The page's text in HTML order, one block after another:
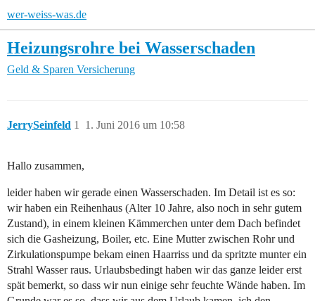
wer-weiss-was.de
Heizungsrohre bei Wasserschaden
Geld & Sparen Versicherung
JerrySeinfeld 1. Juni 2016 um 10:58
1
Hallo zusammen,
leider haben wir gerade einen Wasserschaden. Im Detail ist es so:
wir haben ein Reihenhaus (Alter 10 Jahre, also noch in sehr gutem
Zustand), in einem kleinen Kämmerchen unter dem Dach befindet
sich die Gasheizung, Boiler, etc. Eine Mutter zwischen Rohr und
Zirkulationspumpe bekam einen Haarriss und da spritzte munter ein
Strahl Wasser raus. Urlaubsbedingt haben wir das ganze leider erst
spät bemerkt, so dass wir nun einige sehr feuchte Wände haben. Im